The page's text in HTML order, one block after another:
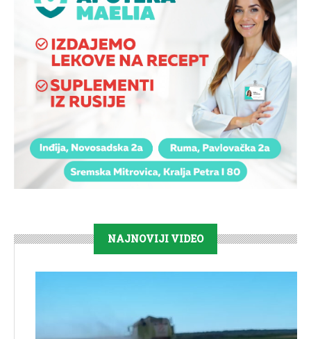
NAJNOVIJI VIDEO